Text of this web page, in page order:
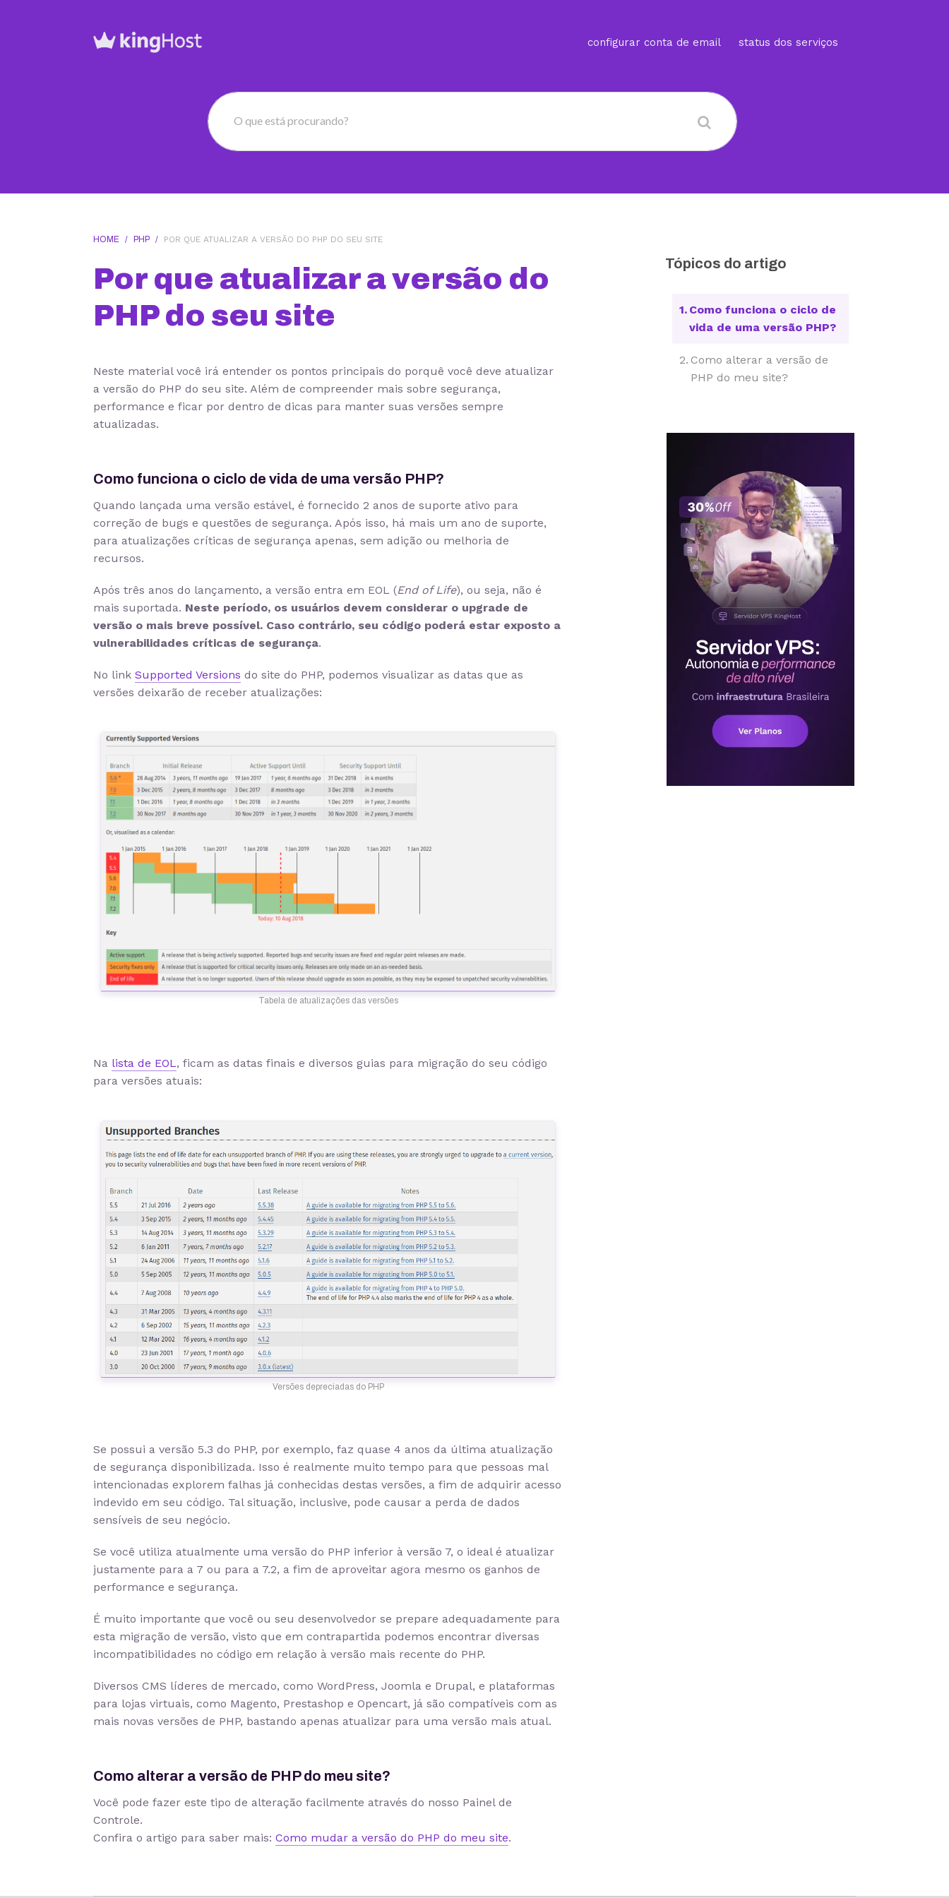
configurar conta de email status dos serviços
O que está procurando?
HOME / PHP / POR QUE ATUALIZAR A VERSÃO DO PHP DO SEU SITE
Por que atualizar a versão do
PHP do seu site
Neste material você irá entender os pontos principais do porquê você deve atualizar
a versão do PHP do seu site. Além de compreender mais sobre segurança,
performance e ficar por dentro de dicas para manter suas versões sempre
atualizadas.
Como funciona o ciclo de vida de uma versão PHP?
Quando lançada uma versão estável, é fornecido 2 anos de suporte ativo para
correção de bugs e questões de segurança. Após isso, há mais um ano de suporte,
para atualizações críticas de segurança apenas, sem adição ou melhoria de
recursos.
Após três anos do lançamento, a versão entra em EOL (End of Life), ou seja, não é
mais suportada. Neste período, os usuários devem considerar o upgrade de
versão o mais breve possível. Caso contrário, seu código poderá estar exposto a
vulnerabilidades críticas de segurança.
No link Supported Versions do site do PHP, podemos visualizar as datas que as
versões deixarão de receber atualizações:
Tabela de atualizações das versões
Na lista de EOL, ficam as datas finais e diversos guias para migração do seu código
para versões atuais:
Versões depreciadas do PHP
Se possui a versão 5.3 do PHP, por exemplo, faz quase 4 anos da última atualização
de segurança disponibilizada. Isso é realmente muito tempo para que pessoas mal
intencionadas explorem falhas já conhecidas destas versões, a fim de adquirir acesso
indevido em seu código. Tal situação, inclusive, pode causar a perda de dados
sensíveis de seu negócio.
Se você utiliza atualmente uma versão do PHP inferior à versão 7, o ideal é atualizar
justamente para a 7 ou para a 7.2, a fim de aproveitar agora mesmo os ganhos de
performance e segurança.
É muito importante que você ou seu desenvolvedor se prepare adequadamente para
esta migração de versão, visto que em contrapartida podemos encontrar diversas
incompatibilidades no código em relação à versão mais recente do PHP.
Diversos CMS líderes de mercado, como WordPress, Joomla e Drupal, e plataformas
para lojas virtuais, como Magento, Prestashop e Opencart, já são compatíveis com as
mais novas versões de PHP, bastando apenas atualizar para uma versão mais atual.
Como alterar a versão de PHP do meu site?
Você pode fazer este tipo de alteração facilmente através do nosso Painel de
Controle.
Confira o artigo para saber mais: Como mudar a versão do PHP do meu site.
Tópicos do artigo
Como funciona o ciclo de
vida de uma versão PHP?
Como alterar a versão de
PHP do meu site?